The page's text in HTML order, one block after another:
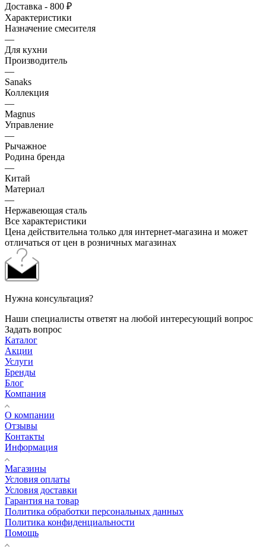
Доставка - 800 ₽
Характеристики
Назначение смесителя
—
Для кухни
Производитель
—
Sanaks
Коллекция
—
Magnus
Управление
—
Рычажное
Родина бренда
—
Китай
Материал
—
Нержавеющая сталь
Все характеристики
Цена действительна только для интернет-магазина и может
отличаться от цен в розничных магазинах
Нужна консультация?
Наши специалисты ответят на любой интересующий вопрос
Задать вопрос
Каталог
Акции
Услуги
Бренды
Блог
Компания
О компании
Отзывы
Контакты
Информация
Магазины
Условия оплаты
Условия доставки
Гарантия на товар
Политика обработки персональных данных
Политика конфиденциальности
Помощь